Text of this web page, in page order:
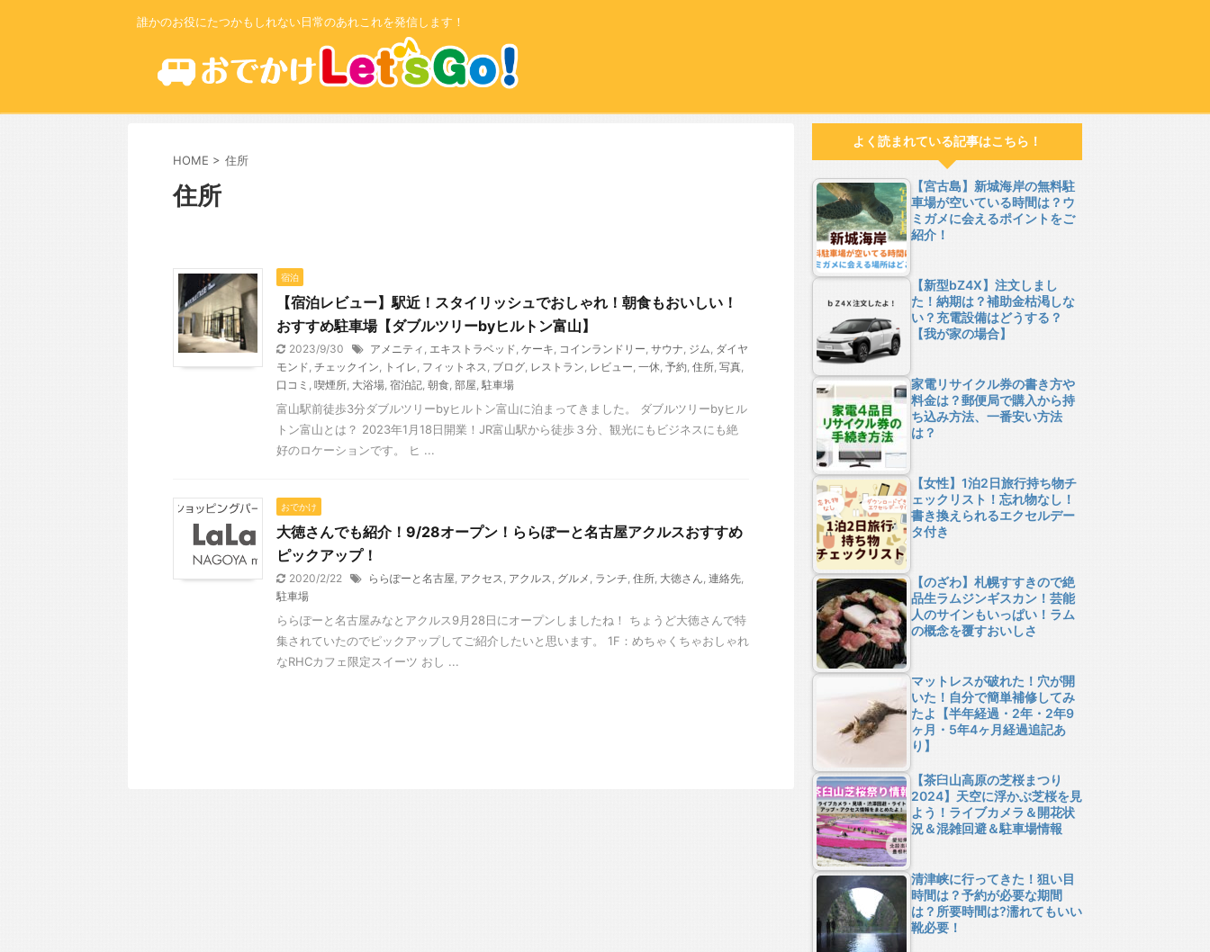
誰かのお役にたつかもしれない日常のあれこれを発信します！
HOME > 住所
住所
宿泊
【宿泊レビュー】駅近！スタイリッシュでおしゃれ！朝食もおいしい！
おすすめ駐車場【ダブルツリーbyヒルトン富山】
2023/9/30 アメニティ , エキストラベッド, ケーキ, コインランドリー, サウナ, ジム, ダイヤ
モンド, チェックイン, トイレ, フィットネス, ブログ, レストラン, レビュー, 一休, 予約, 住所, 写真,
口コミ , 喫煙所, 大浴場, 宿泊記, 朝食, 部屋, 駐車場
富山駅前徒歩3分ダブルツリーbyヒルトン富山に泊まってきました。 ダブルツリーbyヒル
トン富山とは？ 2023年1月18日開業！JR富山駅から徒歩３分、観光にもビジネスにも絶
好のロケーションです。 ヒ ...
おでかけ
大徳さんでも紹介！9/28オープン！ららぽーと名古屋アクルスおすすめ
ピックアップ！
2020/2/22 ららぽーと名古屋, アクセス, アクルス, グルメ , ランチ, 住所, 大徳さん, 連絡先,
駐車場
ららぽーと名古屋みなとアクルス9月28日にオープンしましたね！ ちょうど大徳さんで特
集されていたのでピックアップしてご紹介したいと思います。 1F：めちゃくちゃおしゃれ
なRHCカフェ限定スイーツ おし ...
よく読まれている記事はこちら！
【宮古島】新城海岸の無料駐
車場が空いている時間は？ウ
ミガメに会えるポイントをご
紹介！
【新型bZ4X】注文しまし
た！納期は？補助金枯渇しな
い？充電設備はどうする？
【我が家の場合】
家電リサイクル券の書き方や
料金は？郵便局で購入から持
ち込み方法、一番安い方法
は？
【女性】1泊2日旅行持ち物チ
ェックリスト！忘れ物なし！
書き換えられるエクセルデー
タ付き
【のざわ】札幌すすきので絶
品生ラムジンギスカン！芸能
人のサインもいっぱい！ラム
の概念を覆すおいしさ
マットレスが破れた！穴が開
いた！自分で簡単補修してみ
たよ【半年経過・2年・2年9
ヶ月・5年4ヶ月経過追記あ
り】
【茶臼山高原の芝桜まつり
2024】天空に浮かぶ芝桜を見
よう！ライブカメラ＆開花状
況＆混雑回避＆駐車場情報
清津峡に行ってきた！狙い目
時間は？予約が必要な期間
は？所要時間は?濡れてもいい
靴必要！